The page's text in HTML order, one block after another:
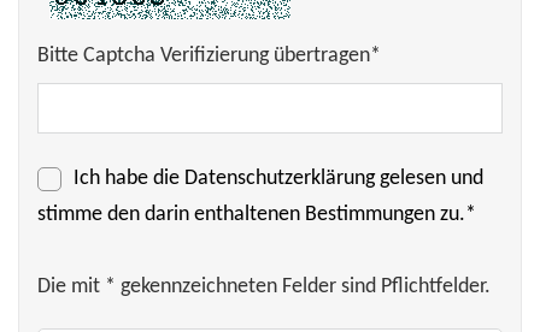
Bitte Captcha Verifizierung übertragen*
Ich habe die Datenschutzerklärunggelesen und
stimme den darin enthaltenen Bestimmungen zu.*
Die mit * gekennzeichneten Felder sind Pflichtfelder.